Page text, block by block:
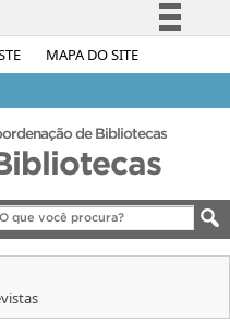
MAPA DO SITE
Simplifique!
Acesso à informação
Canais
de Bibliotecas